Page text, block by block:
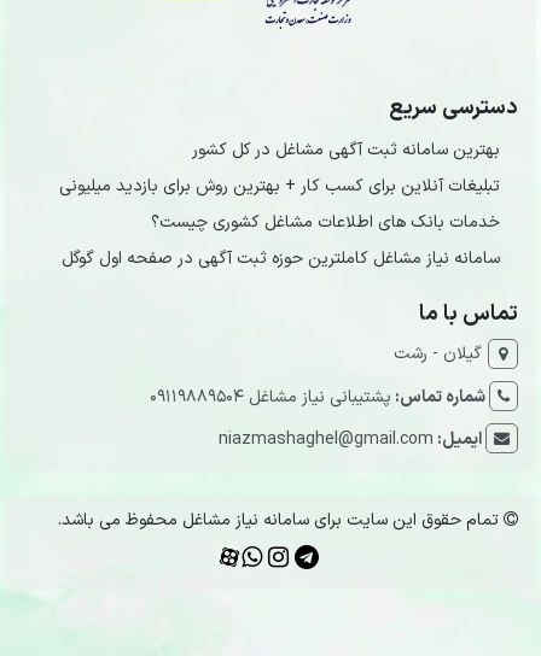
دسترسی سریع
بهترین سامانه ثبت آگهی مشاغل در کل کشور
تبلیغات آنلاین برای کسب کار + بهترین روش برای بازدید میلیونی
خدمات بانک های اطلاعات مشاغل کشوری چیست؟
سامانه نیاز مشاغل کاملترین حوزه ثبت آگهی در صفحه اول گوگل
تماس با ما
گیلان - رشت
شماره تماس: پشتیبانی نیاز مشاغل 09119889504
ایمیل: niazmashaghel@gmail.com
تمام حقوق این سایت برای سامانه نیاز مشاغل محفوظ می باشد.